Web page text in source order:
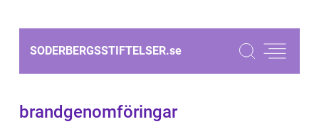
SODERBERGSSTIFTELSER.se
brandgenomföringar